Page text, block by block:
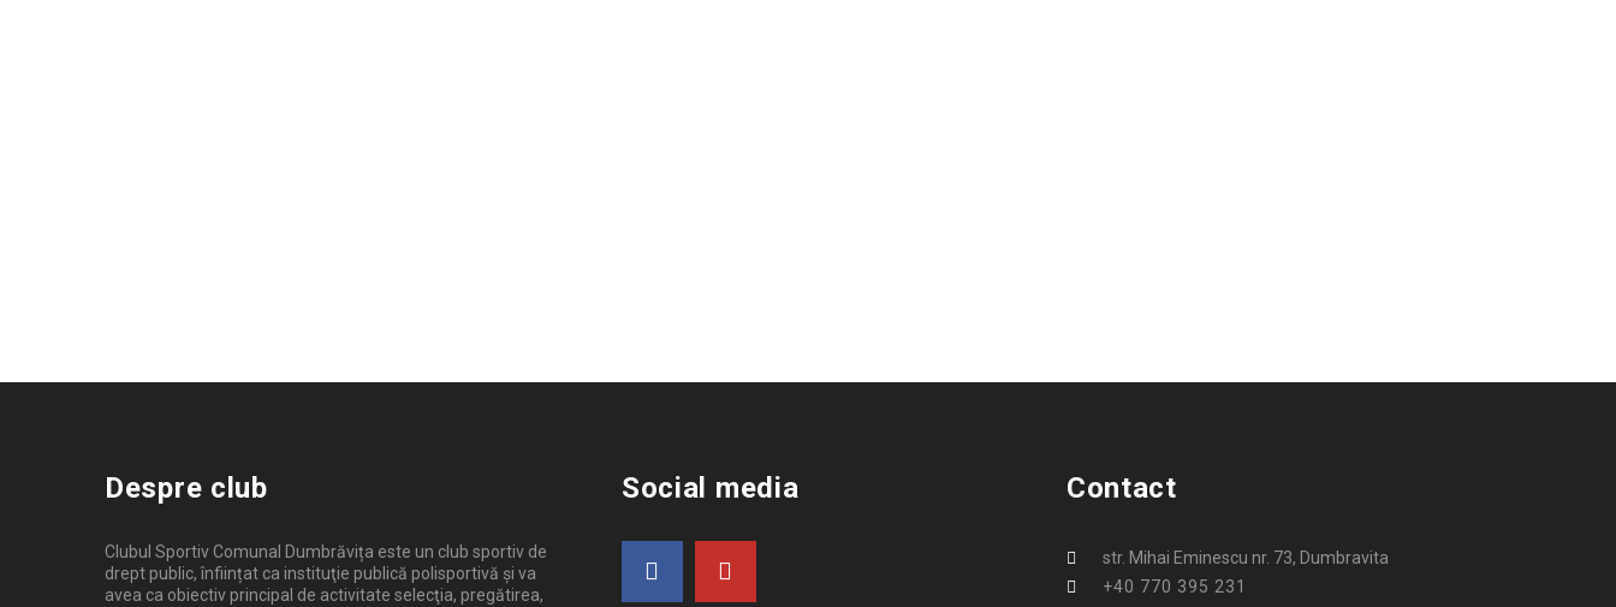
Despre club
Clubul Sportiv Comunal Dumbrăvița este un club sportiv de
drept public, înființat ca instituţie publică polisportivă și va
avea ca obiectiv principal de activitate selecţia, pregătirea,
Social media Contact
str. Mihai Eminescu nr. 73, Dumbravita
+40 770 395 231